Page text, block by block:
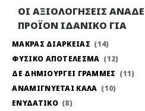
ΟΙ ΑΞΙΟΛΟΓΗΣΕΙΣ
ΠΡΟΪΟΝ ΙΔΑΝΙΚΟ ΓΙΑ
ΜΑΚΡΑΣ ΔΙΑΡΚΕΙΑΣ
14
ΦΥΣΙΚΟ ΑΠΟΤΕΛΕΣΜΑ
12
ΔΕ ΔΗΜΙΟΥΡΓΕΙ ΓΡΑΜΜΕΣ
11
ΑΝΑΜΙΓΝΥΕΤΑΙ ΚΑΛΑ
10
ΕΝΥΔΑΤΙΚΟ
8